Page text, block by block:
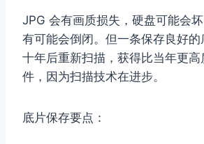
JPG 会有画质损失，硬盘可能会
有可能会倒闭。但一条保存良好
十年后重新扫描，获得比当年更高
件，因为扫描技术在进步。
底片保存要点：